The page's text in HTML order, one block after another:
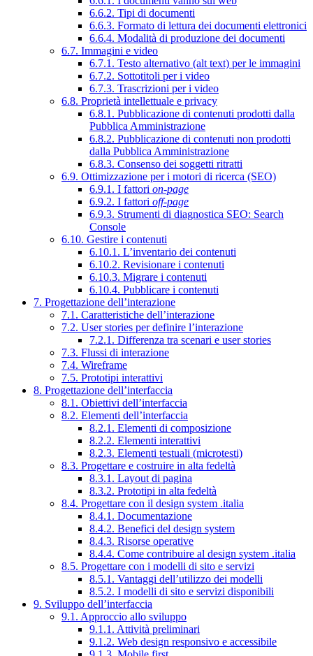
6.6.2. Tipi di documenti
6.6.3. Formato di lettura dei documenti elettronici
6.6.4. Modalità di produzione dei documenti
6.7. Immagini e video
6.7.1. Testo alternativo (alt text) per le immagini
6.7.2. Sottotitoli per i video
6.7.3. Trascrizioni per i video
6.8. Proprietà intellettuale e privacy
6.8.1. Pubblicazione di contenuti prodotti dalla
Pubblica Amministrazione
6.8.2. Pubblicazione di contenuti non prodotti
dalla Pubblica Amministrazione
6.8.3. Consenso dei soggetti ritratti
6.9. Ottimizzazione per i motori di ricerca (SEO)
6.9.1. I fattori on-page
6.9.2. I fattori off-page
6.9.3. Strumenti di diagnostica SEO: Search
Console
6.10. Gestire i contenuti
6.10.1. L’inventario dei contenuti
6.10.2. Revisionare i contenuti
6.10.3. Migrare i contenuti
6.10.4. Pubblicare i contenuti
7. Progettazione dell’interazione
7.1. Caratteristiche dell’interazione
7.2. User stories per definire l’interazione
7.2.1. Differenza tra scenari e user stories
7.3. Flussi di interazione
7.4. Wireframe
7.5. Prototipi interattivi
8. Progettazione dell’interfaccia
8.1. Obiettivi dell’interfaccia
8.2. Elementi dell’interfaccia
8.2.1. Elementi di composizione
8.2.2. Elementi interattivi
8.2.3. Elementi testuali (microtesti)
8.3. Progettare e costruire in alta fedeltà
8.3.1. Layout di pagina
8.3.2. Prototipi in alta fedeltà
8.4. Progettare con il design system .italia
8.4.1. Documentazione
8.4.2. Benefici del design system
8.4.3. Risorse operative
8.4.4. Come contribuire al design system .italia
8.5. Progettare con i modelli di sito e servizi
8.5.1. Vantaggi dell’utilizzo dei modelli
8.5.2. I modelli di sito e servizi disponibili
9. Sviluppo dell’interfaccia
9.1. Approccio allo sviluppo
9.1.1. Attività preliminari
9.1.2. Web design responsivo e accessibile